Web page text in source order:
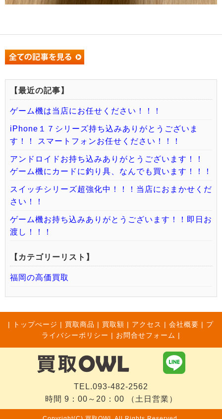
【最近の記事】
ゲーム機は当店にお任せください！！！
iPhone１７シリーズ持ち込みありがとうございま
す！！ スマートフォンお任せください！！！
アンドロイドお持ち込みありがとうございます！！
ゲーム機にカードに釣り具、なんでも買います！！！
スイッチシリーズ超強化中！！！当店におまかせくだ
さい！！
ゲーム機お持ち込みありがとうございます！！即日お
渡し！！！
【カテゴリーリスト】
福岡の高価買取
| トップぺージ | 買取商品 | 買取額 | アクセス | 会社概要 | プ
ライバシーポリシー | お問合せフォーム |
TEL.093-482-2562
時間 9：00～20：00 （土日営業）